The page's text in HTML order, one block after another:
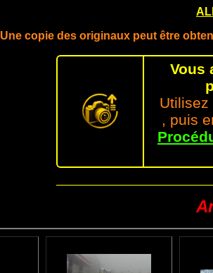
Une copie des originaux peut être
Vous
Utilisez
, puis